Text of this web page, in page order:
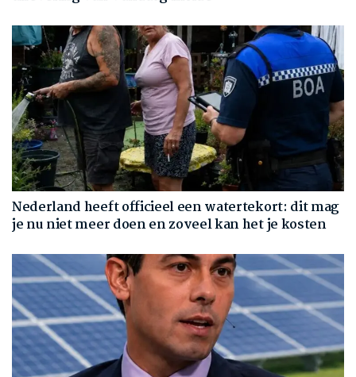
Nederland heeft officieel een watertekort: dit mag
je nu niet meer doen en zoveel kan het je kosten